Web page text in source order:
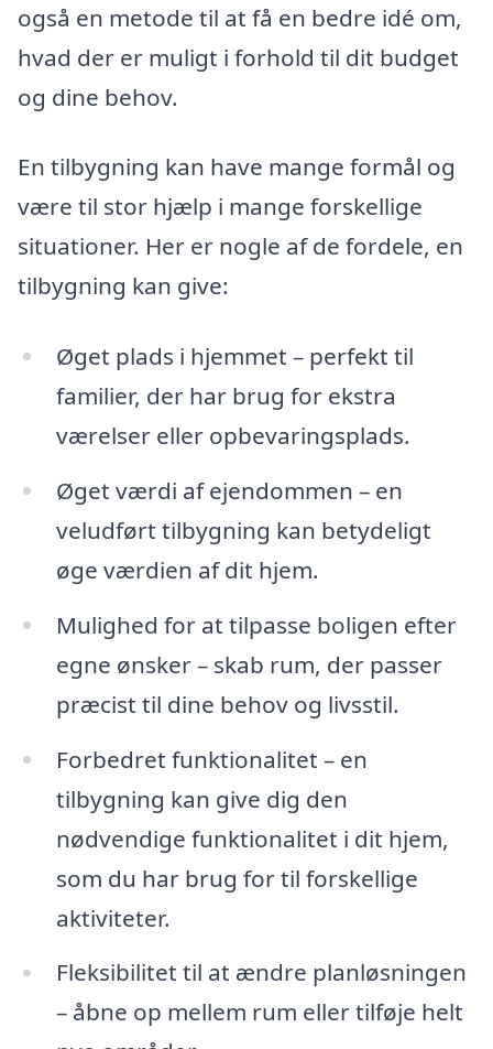
også en metode til at få en bedre idé om,
hvad der er muligt i forhold til dit budget
og dine behov.
En tilbygning kan have mange formål og
være til stor hjælp i mange forskellige
situationer. Her er nogle af de fordele, en
tilbygning kan give:
Øget plads i hjemmet – perfekt til
familier, der har brug for ekstra
værelser eller opbevaringsplads.
Øget værdi af ejendommen – en
veludført tilbygning kan betydeligt
øge værdien af dit hjem.
Mulighed for at tilpasse boligen efter
egne ønsker – skab rum, der passer
præcist til dine behov og livsstil.
Forbedret funktionalitet – en
tilbygning kan give dig den
nødvendige funktionalitet i dit hjem,
som du har brug for til forskellige
aktiviteter.
Fleksibilitet til at ændre planløsningen
– åbne op mellem rum eller tilføje helt